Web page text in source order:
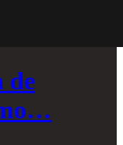
de